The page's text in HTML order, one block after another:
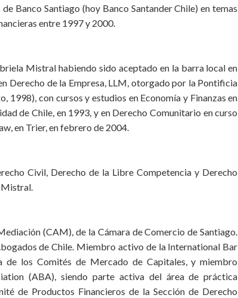
Banco Santiago (hoy Banco Santander Chile) en temas
entre 1997 y 2000.
Mistral habiendo sido aceptado en la barra local en
Derecho de la Empresa, LLM, otorgado por la Pontificia
1998), con cursos y estudios en Economía y Finanzas en
de Chile, en 1993, y en Derecho Comunitario en curso
en Trier, en febrero de 2004.
Civil, Derecho de la Libre Competencia y Derecho
Mistral.
(CAM), de la Cámara de Comercio de Santiago.
de Chile. Miembro activo de la International Bar
de los Comités de Mercado de Capitales, y miembro
(ABA), siendo parte activa del área de práctica
de Productos Financieros de la Sección de Derecho